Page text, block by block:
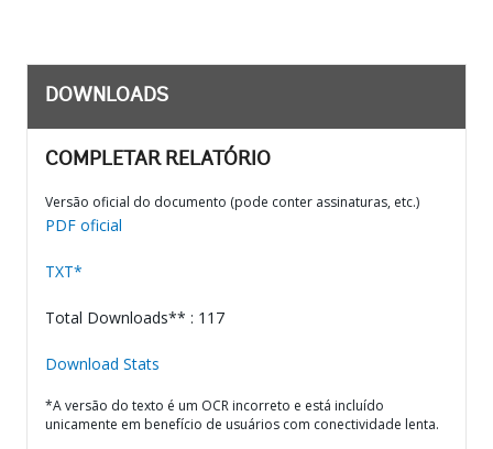
DOWNLOADS
COMPLETAR RELATÓRIO
Versão oficial do documento (pode conter assinaturas, etc.)
PDF oficial
TXT*
Total Downloads** : 117
Download Stats
*A versão do texto é um OCR incorreto e está incluído
unicamente em benefício de usuários com conectividade lenta.